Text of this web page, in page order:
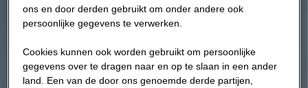
ons en door derden gebruikt om onder andere ook
persoonlijke gegevens te verwerken.
Cookies kunnen ook worden gebruikt om persoonlijke
gegevens over te dragen naar en op te slaan in een ander
land. Een van de door ons genoemde derde partijen,